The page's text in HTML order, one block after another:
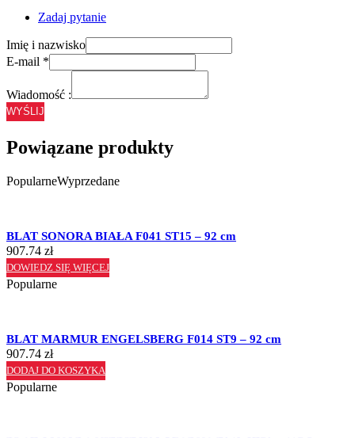
Zadaj pytanie
Imię i nazwisko
E-mail *
Wiadomość :
WYŚLIJ
Powiązane produkty
PopularneWyprzedane
BLAT SONORA BIAŁA F041 ST15 – 92 cm
907.74 zł
DOWIEDZ SIĘ WIĘCEJ
Popularne
BLAT MARMUR ENGELSBERG F014 ST9 – 92 cm
907.74 zł
DODAJ DO KOSZYKA
Popularne